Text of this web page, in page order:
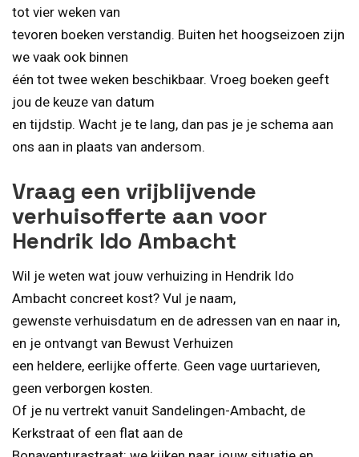
tot vier weken van
tevoren boeken verstandig. Buiten het hoogseizoen zijn
we vaak ook binnen
één tot twee weken beschikbaar. Vroeg boeken geeft
jou de keuze van datum
en tijdstip. Wacht je te lang, dan pas je je schema aan
ons aan in plaats van andersom.
Vraag een vrijblijvende
verhuisofferte aan voor
Hendrik Ido Ambacht
Wil je weten wat jouw verhuizing in Hendrik Ido
Ambacht concreet kost? Vul je naam,
gewenste verhuisdatum en de adressen van en naar in,
en je ontvangt van Bewust Verhuizen
een heldere, eerlijke offerte. Geen vage uurtarieven,
geen verborgen kosten.
Of je nu vertrekt vanuit Sandelingen-Ambacht, de
Kerkstraat of een flat aan de